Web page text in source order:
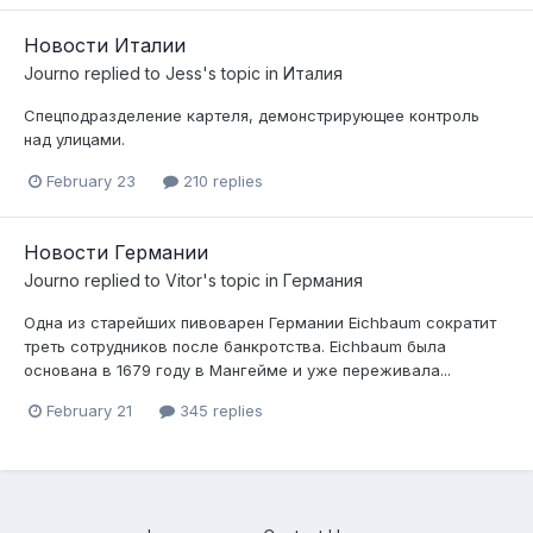
Новости Италии
Journo replied to Jess's topic in Италия
Спецподразделение картеля, демонстрирующее контроль
над улицами.
February 23 210 replies
Новости Германии
Journo replied to Vitor's topic in Германия
Одна из старейших пивоварен Германии Eichbaum сократит
треть сотрудников после банкротства. Eichbaum была
основана в 1679 году в Мангейме и уже переживала...
February 21 345 replies